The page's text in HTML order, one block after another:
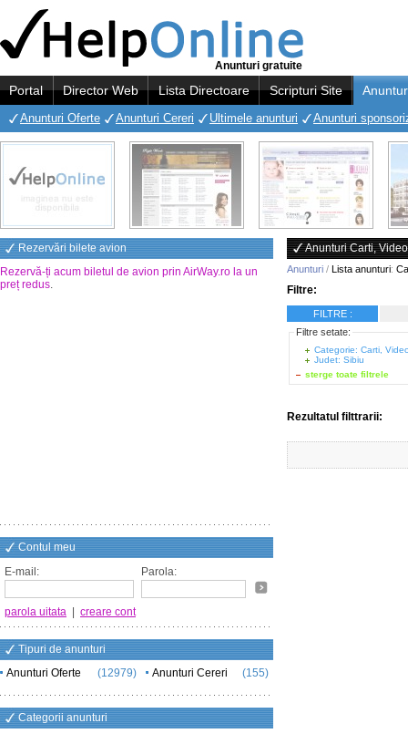
Anunturi gratuite
Portal Director Web Lista Directoare Scripturi Site
Anunturi Oferte Anunturi Cereri Ultimele anunturi Anunturi
Rezervări bilete avion
Rezervă-ți acum biletul de avion prin AirWay.ro la un
preț redus.
Contul meu
E-mail:
Parola:
parola uitata creare cont
Tipuri de anunturi
Anunturi Oferte
(12979) Anunturi Cereri (155)
Categorii anunturi
Anunturi Carti,
Anunturi / Lista anunturi:
Filtre:
FILTRE :
Filtre setate:
Categorie: Carti,
Judet: Sibiu
sterge toate filtrele
Rezultatul filttrarii: